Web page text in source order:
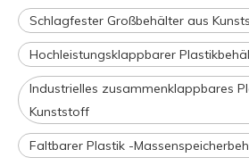
Schlagfester Großbehälter aus
Hochleistungsklappbarer
Industrielles zusammenklappbares
Kunststoff
Faltbarer Plastik -